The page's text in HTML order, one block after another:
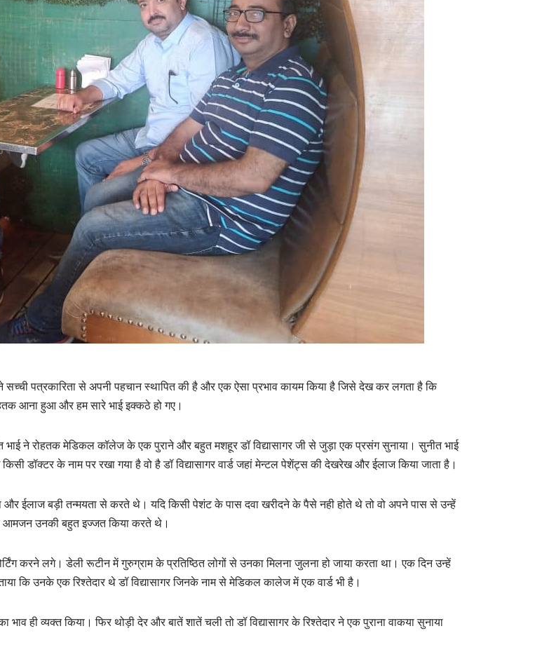
पत्रकारिता से अपनी पहचान स्थापित की है और एक ऐसा प्रभाव कायम किया है जिसे देख कर लगता है कि
आना हुआ और हम सारे भाई इक्कठे हो गए।
भाई ने रोहतक मेडिकल कॉलेज के एक पुराने और बहुत मशहूर डॉ विद्यासागर जी से जुड़ा एक प्रसंग सुनाया। सुनीत भाई
डॉक्टर के नाम पर रखा गया है वो है डॉ विद्यासागर वार्ड जहां मेन्टल पेशेंट्स की देखरेख और ईलाज किया जाता है।
ईलाज बड़ी तन्मयता से करते थे। यदि किसी पेशंट के पास दवा खरीदने के पैसे नही होते थे तो वो अपने पास से उन्हें
आमजन उनकी बहुत इज्जत किया करते थे।
करने लगे। डेली रूटीन में गुरुग्राम के प्रतिष्ठित लोगों से उनका मिलना जुलना हो जाया करता था। एक दिन उन्हें
कि उनके एक रिश्तेदार थे डॉ विद्यासागर जिनके नाम से मेडिकल कालेज में एक वार्ड भी है।
ही व्यक्त किया। फिर थोड़ी देर और बातें शातें चली तो डॉ विद्यासागर के रिश्तेदार ने एक पुराना वाकया सुनाया